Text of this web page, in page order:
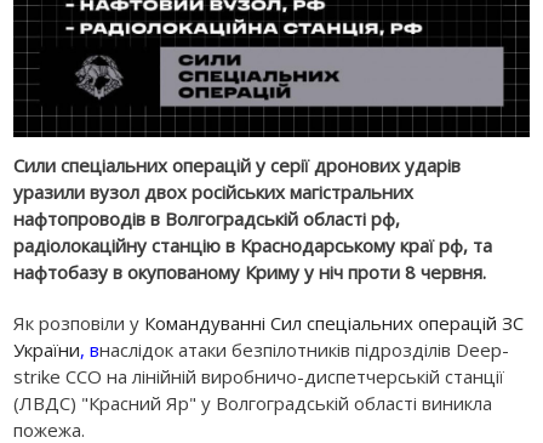
Сили спеціальних операцій у серії дронових ударів
уразили вузол двох російських магістральних
нафтопроводів в Волгоградській області рф,
радіолокаційну станцію в Краснодарському краї рф, та
нафтобазу в окупованому Криму у ніч проти 8 червня.
Як розповіли у Командуванні Сил спеціальних операцій ЗС
України, внаслідок атаки безпілотників підрозділів Deep-
strike ССО на лінійній виробничо-диспетчерській станції
(ЛВДС) "Красний Яр" у Волгоградській області виникла
пожежа.